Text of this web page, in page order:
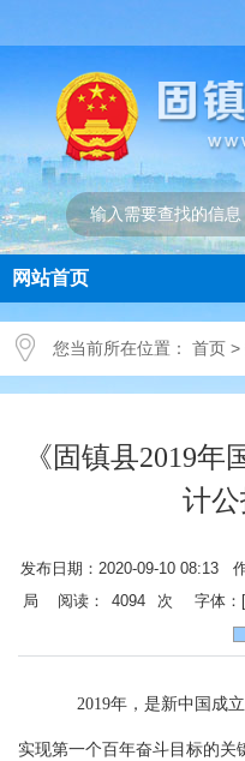
网站首页
您当前所在位置： 首页 >
《固镇县2019
计
发布日期：2020-09-10 08:13
局 阅读：
4094 次 字体：[
2019年，是新中国成
实现第一个百年奋斗目标的关